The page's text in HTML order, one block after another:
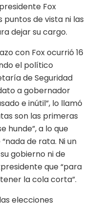
Fox
de vista ni las
dejar su cargo.
con Fox ocurrió 16
el político
de Seguridad
a gobernador
e inútil”, lo llamó
son las primeras
hunde”, a lo que
de rata. Ni un
gobierno ni de
que “para
la cola corta”.
elecciones